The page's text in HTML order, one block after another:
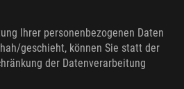
Ihrer personenbezogenen Daten
geschieht, können Sie statt der
der Datenverarbeitung